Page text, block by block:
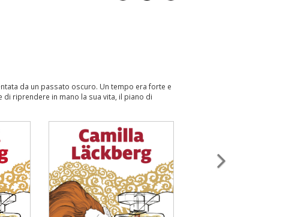
da un passato oscuro. Un tempo era forte e
di riprendere in mano la sua vita, il piano di